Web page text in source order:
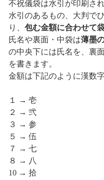
不祝儀袋は水引が印刷さ
水引のあるもの、大判で
り、 包む金額に合わせて
氏名や裏面・中袋は薄墨
の中央下には氏名を、裏
を書きます。
金額は下記のように漢数
１ → 壱
２ → 弐
３ → 参
５ → 伍
７ → 七
８ → 八
10 → 拾